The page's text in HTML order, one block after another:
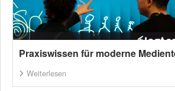
Praxiswissen für moderne
Weiterlesen